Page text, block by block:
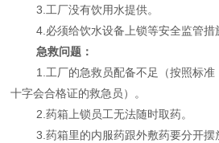
3.工厂没有饮用水提供。
4.必须给饮水设备上锁等安全监管措
急救问题：
1.工厂的急救员配备不足（按照标准
十字会合格证的救急员）。
2.药箱上锁员工无法随时取药。
3.药箱里的内服药跟外敷药要分开摆